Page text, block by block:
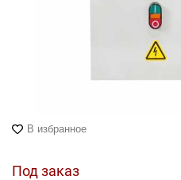
В избранное
Под заказ